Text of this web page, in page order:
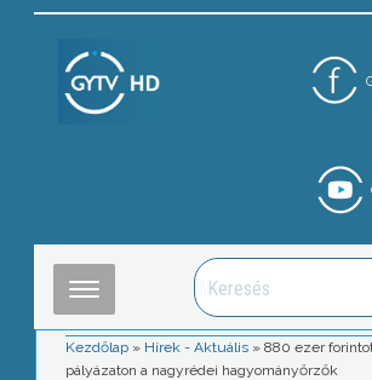
Kezdőlap » Hírek - Aktuális »880 ezer
pályázaton a nagyrédei hagyományőrzők